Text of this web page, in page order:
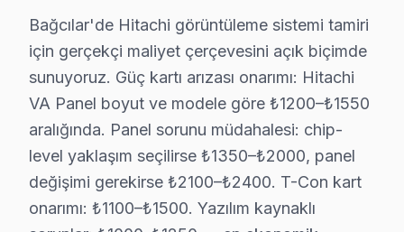
Bağcılar'de Hitachi TV Tamiri — Bilmeniz
Bağcılar'de Hitachi panel servisinde net yanıtlar:
Hitachi Tamir Uzmanlığı
Bağcılar'de Hitachi görüntüleme sistemi tamiri
için gerçekçi maliyet çerçevesini açık biçimde
sunuyoruz. Güç kartı arızası onarımı: Hitachi
VA Panel boyut ve modele göre ₺1200–₺1550
aralığında. Panel sorunu müdahalesi: chip-
level yaklaşım seçilirse ₺1350–₺2000, panel
değişimi gerekirse ₺2100–₺2400. T-Con kart
onarımı: ₺1100–₺1500. Yazılım kaynaklı